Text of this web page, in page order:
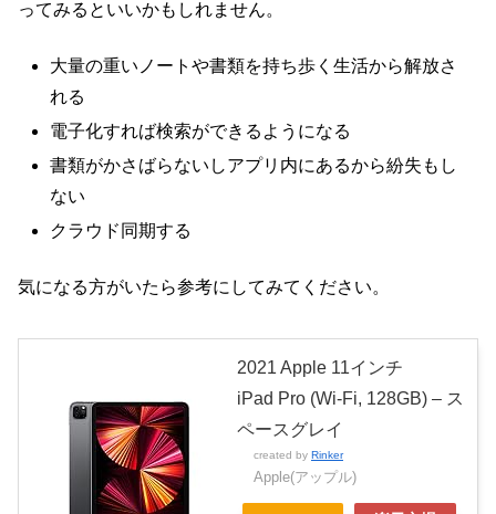
ってみるといいかもしれません。
大量の重いノートや書類を持ち歩く生活から解放さ
れる
電子化すれば検索ができるようになる
書類がかさばらないしアプリ内にあるから紛失もし
ない
クラウド同期する
気になる方がいたら参考にしてみてください。
2021 Apple 11インチ
iPad Pro (Wi-Fi, 128GB) – ス
ペースグレイ
created by Rinker
Apple(アップル)